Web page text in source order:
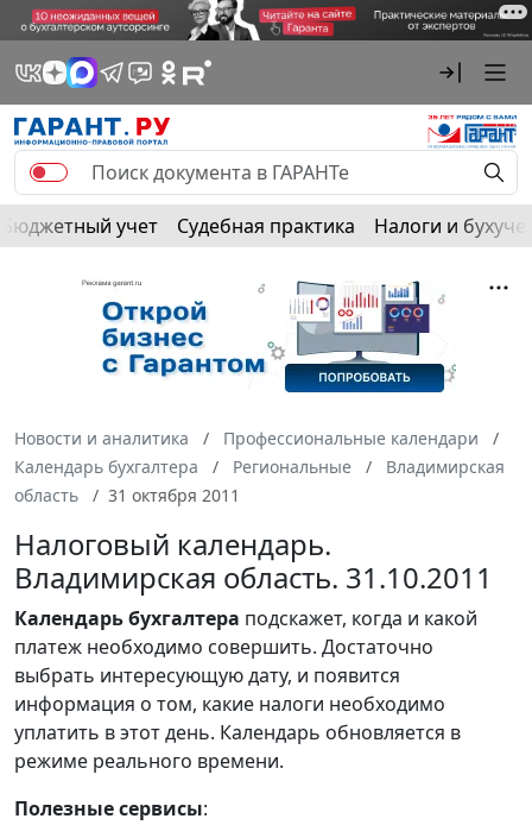
Бюджетный учет Судебная практика Налоги и
Новости и аналитика
Профессиональные календари
Календарь бухгалтера
Региональные
Владимирская
область
31 октября 2011
Налоговый календарь.
Владимирская область. 31.10.2011
Календарьбухгалтера подскажет, когда и какой
платеж необходимо совершить. Достаточно
выбрать интересующую дату, и появится
информация о том, какие налоги необходимо
уплатить в этот день. Календарь обновляется в
режиме реального времени.
Полезные сервисы: